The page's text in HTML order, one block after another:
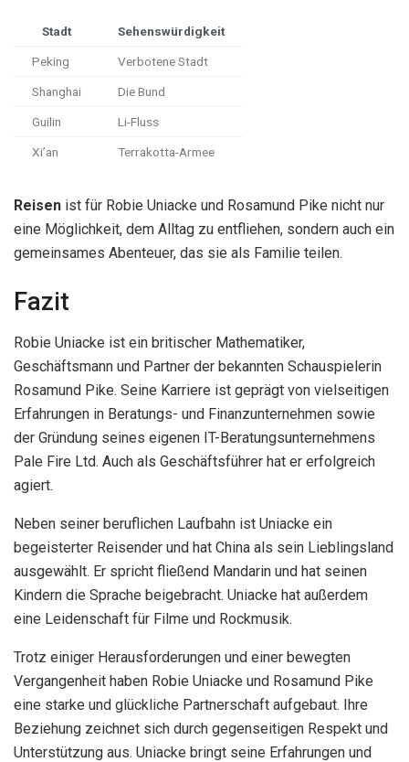
Stadt Sehenswürdigkeit
Peking Verbotene Stadt
Shanghai Die Bund
Guilin Li-Fluss
Xi’an Terrakotta-Armee
Reisen ist für Robie Uniacke und Rosamund Pike nicht nur
eine Möglichkeit, dem Alltag zu entfliehen, sondern auch ein
gemeinsames Abenteuer, das sie als Familie teilen.
Fazit
Robie Uniacke ist ein britischer Mathematiker,
Geschäftsmann und Partner der bekannten Schauspielerin
Rosamund Pike. Seine Karriere ist geprägt von vielseitigen
Erfahrungen in Beratungs- und Finanzunternehmen sowie
der Gründung seines eigenen IT-Beratungsunternehmens
Pale Fire Ltd. Auch als Geschäftsführer hat er erfolgreich
agiert.
Neben seiner beruflichen Laufbahn ist Uniacke ein
begeisterter Reisender und hat China als sein Lieblingsland
ausgewählt. Er spricht fließend Mandarin und hat seinen
Kindern die Sprache beigebracht. Uniacke hat außerdem
eine Leidenschaft für Filme und Rockmusik.
Trotz einiger Herausforderungen und einer bewegten
Vergangenheit haben Robie Uniacke und Rosamund Pike
eine starke und glückliche Partnerschaft aufgebaut. Ihre
Beziehung zeichnet sich durch gegenseitigen Respekt und
Unterstützung aus. Uniacke bringt seine Erfahrungen und